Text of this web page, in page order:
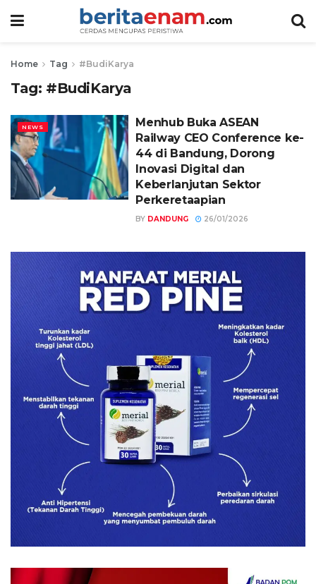
Home Tag #BudiKarya
Tag: #BudiKarya
NEWS
Menhub Buka ASEAN
Railway CEO Conference ke-
44 di Bandung, Dorong
Inovasi Digital dan
Keberlanjutan Sektor
Perkeretaapian
BY DANDUNG 26/01/2026